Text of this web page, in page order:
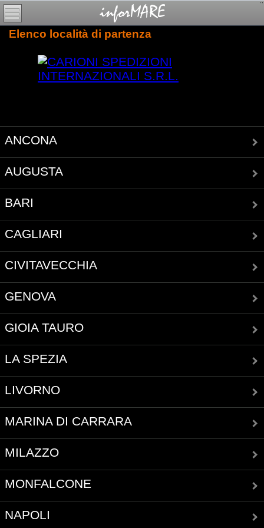
Elenco località di partenza
ANCONA
AUGUSTA
BARI
CAGLIARI
CIVITAVECCHIA
GENOVA
GIOIA TAURO
LA SPEZIA
LIVORNO
MARINA DI CARRARA
MILAZZO
MONFALCONE
NAPOLI